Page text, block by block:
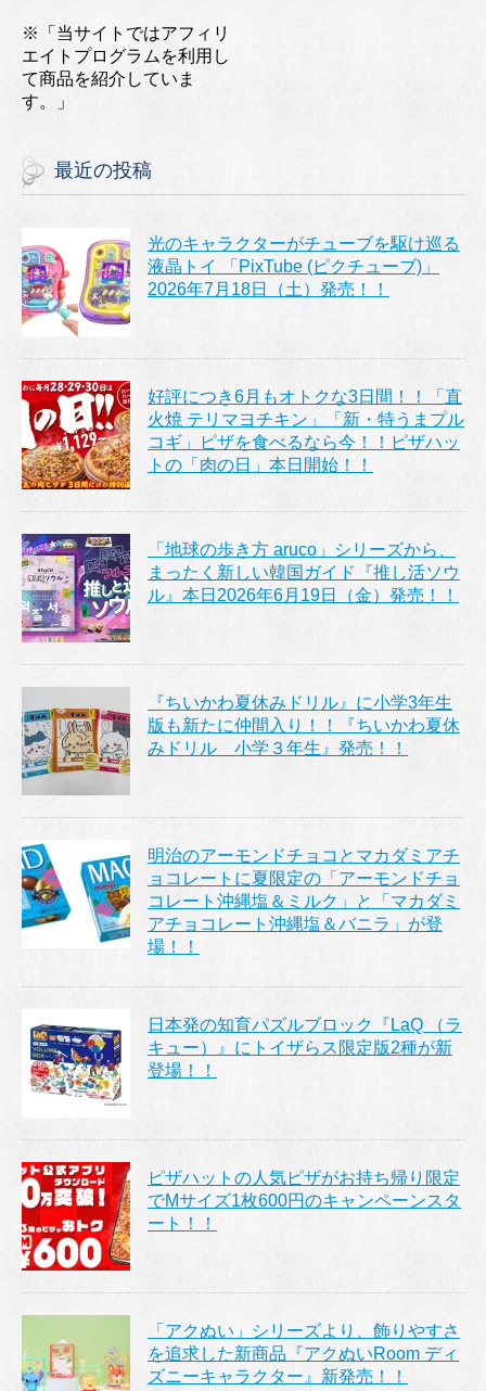
※「当サイトではアフィリ
エイトプログラムを利用し
て商品を紹介していま
す。」
最近の投稿
光のキャラクターがチューブを駆け巡る
液晶トイ 「PixTube (ピクチューブ)」
2026年7月18日（土）発売！！
好評につき6月もオトクな3日間！！「直
火焼 テリマヨチキン」「新・特うまプル
コギ」ピザを食べるなら今！！ピザハッ
トの「肉の日」本日開始！！
「地球の歩き方 aruco」シリーズから、
まったく新しい韓国ガイド『推し活ソウ
ル』本日2026年6月19日（金）発売！！
『ちいかわ夏休みドリル』に小学3年生
版も新たに仲間入り！！『ちいかわ夏休
みドリル 小学３年生』発売！！
明治のアーモンドチョコとマカダミアチ
ョコレートに夏限定の「アーモンドチョ
コレート沖縄塩＆ミルク」と「マカダミ
アチョコレート沖縄塩＆バニラ」が登
場！！
日本発の知育パズルブロック『LaQ （ラ
キュー）』にトイザらス限定版2種が新
登場！！
ピザハットの人気ピザがお持ち帰り限定
でMサイズ1枚600円のキャンペーンスタ
ート！！
「アクぬい」シリーズより、飾りやすさ
を追求した新商品『アクぬいRoom ディ
ズニーキャラクター』新発売！！